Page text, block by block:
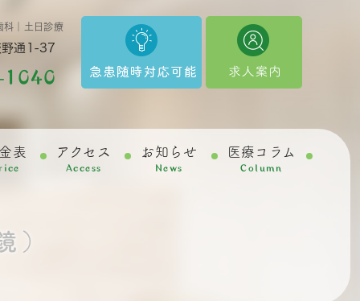
科｜土日診療
野通1-37
表 アクセス
Access
お知らせ
News
医療コラム
Column
）